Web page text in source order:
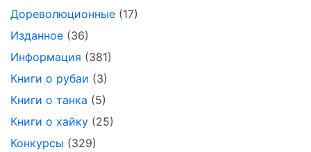
Дореволюционные (17)
Изданное (36)
Информация (381)
Книги о рубаи (3)
Книги о танка (5)
Книги о хайку (25)
Конкурсы (329)